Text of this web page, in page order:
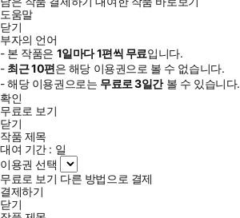
도움말
닫기
부자의 언어
- 본 작품은 1일마다1편씩 무료입니다.
- 최근10편은 해당 이용권으로 볼 수 없습니다.
- 해당 이용권으로는 무료로3일간볼 수 있습니다.
확인
무료로 보기
닫기
작품 제목
대여 기간 : 일
이용권 선택
무료로 보기 다른 방법으로 결제
결제하기
닫기